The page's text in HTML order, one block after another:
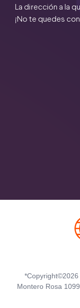
La dirección a la
¡No te quedes
*Copyright©2026
Montero Rosa